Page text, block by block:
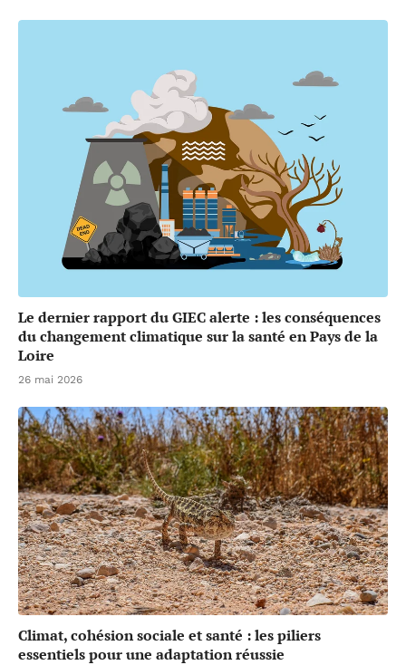
Le dernier rapport du GIEC alerte : les conséquences
du changement climatique sur la santé en Pays de la
Loire
26 mai 2026
Climat, cohésion sociale et santé : les piliers
essentiels pour une adaptation réussie